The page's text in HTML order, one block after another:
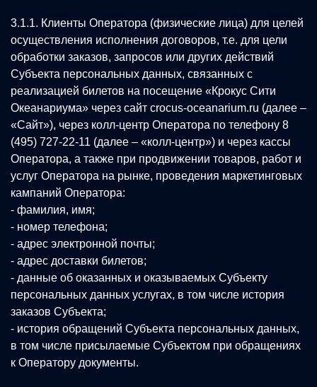
3.1.1. Клиенты Оператора (физические лица) для целей
осуществления исполнения договоров, т.е. для цели
обработки заказов, запросов или других действий
Субъекта персональных данных, связанных с
реализацией билетов на посещение «Крокус Сити
Океанариума» через сайт crocus-oceanarium.ru (далее –
«Сайт»), через колл-центр Оператора по телефону 8
(495) 727-22-11 (далее – «колл-центр») и через кассы
Оператора, а также при продвижении товаров, работ и
услуг Оператора на рынке, проведения маркетинговых
кампаний Оператора:
- фамилия, имя;
- номер телефона;
- адрес электронной почты;
- адрес доставки билетов;
- данные об оказанных и оказываемых Субъекту
персональных данных услугах, в том числе история
заказов Субъекта;
- история обращений Субъекта персональных данных,
в том числе присылаемые Субъектом при обращениях
к Оператору документы.